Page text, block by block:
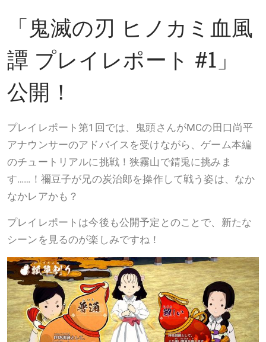
「鬼滅の刃 ヒノカミ血風
譚 プレイレポート #1」
公開！
プレイレポート第1回では、鬼頭さんがMCの田口尚平
アナウンサーのアドバイスを受けながら、ゲーム本編
のチュートリアルに挑戦！狭霧山で錆兎に挑みま
す……！禰󠄀豆子が兄の炭治郎を操作して戦う姿は、なか
なかレアかも？
プレイレポートは今後も公開予定とのことで、新たな
シーンを見るのが楽しみですね！